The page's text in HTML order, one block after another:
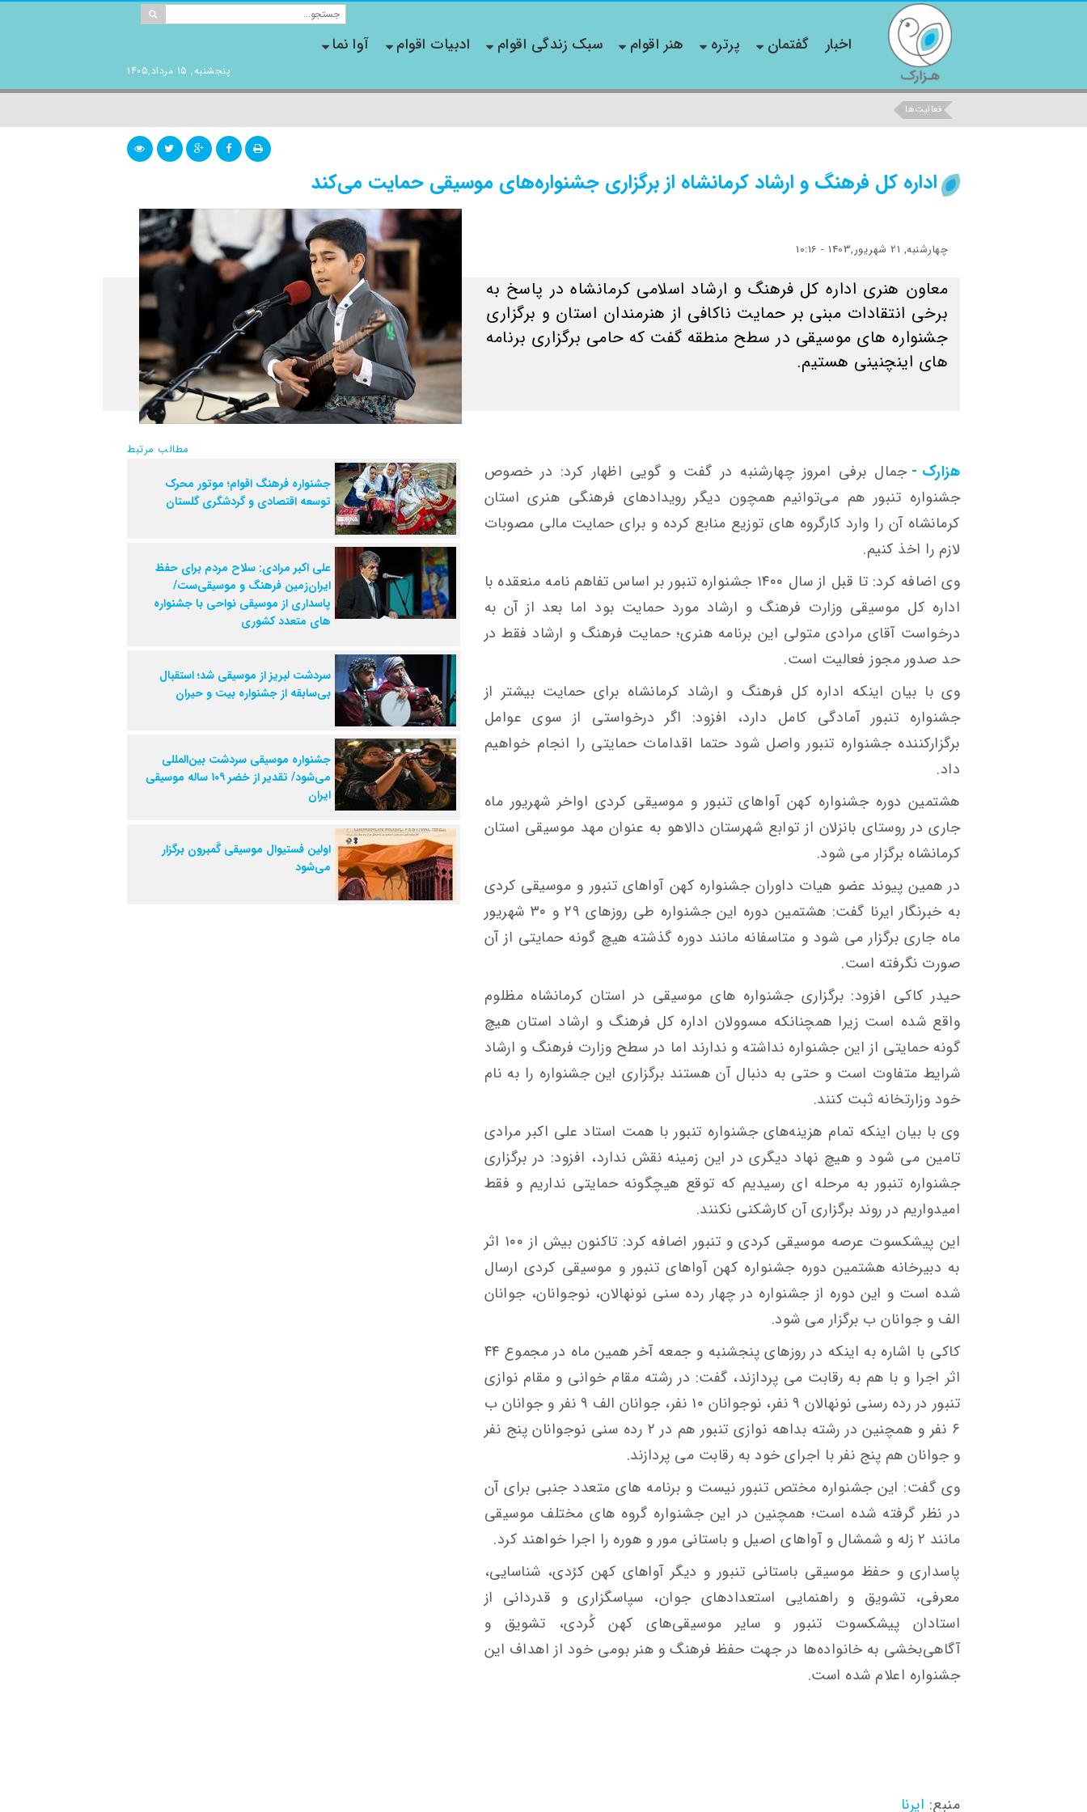
پنجشنبه, 15 مرداد,1405
اخبار گفتمان پرتره هنر اقوام سبک زندگی اقوام ادبیات اقوام آوا نما
فعالیت‌ها
اداره کل فرهنگ و ارشاد کرمانشاه از برگزاری جشنواره‌های موسیقی حمایت می‌کند
چهارشنبه, 21 شهریور,1403 - 10:16
معاون هنری اداره کل فرهنگ و ارشاد اسلامی کرمانشاه در پاسخ به
برخی انتقادات مبنی بر حمایت ناکافی از هنرمندان استان و برگزاری
جشنواره های موسیقی در سطح منطقه گفت که حامی برگزاری برنامه
های اینچنینی هستیم.
هزارک - جمال برفی امروز چهارشنبه در گفت و گویی اظهار کرد: در خصوص
جشنواره تنبور هم می‌توانیم همچون دیگر رویدادهای فرهنگی هنری استان
کرمانشاه آن را وارد کارگروه های توزیع منابع کرده و برای حمایت مالی مصوبات
لازم را اخذ کنیم.
وی اضافه کرد: تا قبل از سال ۱۴۰۰ جشنواره تنبور بر اساس تفاهم نامه منعقده با
اداره کل موسیقی وزارت فرهنگ و ارشاد مورد حمایت بود اما بعد از آن به
درخواست آقای مرادی متولی این برنامه هنری؛ حمایت فرهنگ و ارشاد فقط در
حد صدور مجوز فعالیت است.
وی با بیان اینکه اداره کل فرهنگ و ارشاد کرمانشاه برای حمایت بیشتر از
جشنواره تنبور آمادگی کامل دارد، افزود: اگر درخواستی از سوی عوامل
برگزارکننده جشنواره تنبور واصل شود حتما اقدامات حمایتی را انجام خواهیم
داد.
هشتمین دوره جشنواره کهن آواهای تنبور و موسیقی کردی اواخر شهریور ماه
جاری در روستای بانزلان از توابع شهرستان دالاهو به عنوان مهد موسیقی استان
کرمانشاه برگزار می شود.
در همین پیوند عضو هیات داوران جشنواره کهن آواهای تنبور و موسیقی کردی
به خبرنگار ایرنا گفت: هشتمین دوره این جشنواره طی روزهای ۲۹ و ۳۰ شهریور
ماه جاری برگزار می شود و متاسفانه مانند دوره گذشته هیچ گونه حمایتی از آن
صورت نگرفته است.
حیدر کاکی افزود: برگزاری جشنواره های موسیقی در استان کرمانشاه مظلوم
واقع شده است زیرا همچنانکه مسوولان اداره کل فرهنگ و ارشاد استان هیچ
گونه حمایتی از این جشنواره نداشته و ندارند اما در سطح وزارت فرهنگ و ارشاد
شرایط متفاوت است و حتی به دنبال آن هستند برگزاری این جشنواره را به نام
خود وزارتخانه ثبت کنند.
وی با بیان اینکه تمام هزینه‌های جشنواره تنبور با همت استاد علی اکبر مرادی
تامین می شود و هیچ نهاد دیگری در این زمینه نقش ندارد، افزود: در برگزاری
جشنواره تنبور به مرحله ای رسیدیم که توقع هیچگونه حمایتی نداریم و فقط
امیدواریم در روند برگزاری آن کارشکنی نکنند.
این پیشکسوت عرصه موسیقی کردی و تنبور اضافه کرد: تاکنون بیش از ۱۰۰ اثر
به دبیرخانه هشتمین دوره جشنواره کهن آواهای تنبور و موسیقی کردی ارسال
شده است و این دوره از جشنواره در چهار رده سنی نونهالان، نوجوانان، جوانان
الف و جوانان ب برگزار می شود.
کاکی با اشاره به اینکه در روزهای پنجشنبه و جمعه آخر همین ماه در مجموع ۴۴
اثر اجرا و با هم به رقابت می پردازند، گفت: در رشته مقام خوانی و مقام نوازی
تنبور در رده رسنی نونهالان ۹ نفر، نوجوانان ۱۰ نفر، جوانان الف ۹ نفر و جوانان ب
۶ نفر و همچنین در رشته بداهه نوازی تنبور هم در ۲ رده سنی نوجوانان پنج نفر
و جوانان هم پنج نفر با اجرای خود به رقابت می پردازند.
وی گفت: این جشنواره مختص تنبور نیست و برنامه های متعدد جنبی برای آن
در نظر گرفته شده است؛ همچنین در این جشنواره گروه های مختلف موسیقی
مانند ۲ زله و شمشال و آواهای اصیل و باستانی مور و هوره را اجرا خواهند کرد.
پاسداری و حفظ موسیقی باستانی تنبور و دیگر آواهای کهن کرُدی، شناسایی،
معرفی، تشویق و راهنمایی استعدادهای جوان، سپاسگزاری و قدردانی از
استادان پیشکسوت تنبور و سایر موسیقی‌های کهن کُردی، تشویق و
آگاهی‌بخشی به خانواده‌ها در جهت حفظ فرهنگ و هنر بومی خود از اهداف این
جشنواره اعلام شده است.
منبع: ایرنا
مطالب مرتبط
جشنواره فرهنگ اقوام؛ موتور محرک
توسعه اقتصادی و گردشگری گلستان
علی اکبر مرادی: سلاح مردم برای حفظ
ایران‌زمین فرهنگ و موسیقی‌ست/
پاسداری از موسیقی نواحی با جشنواره
های متعدد کشوری
سردشت لبریز از موسیقی شد؛ استقبال
بی‌سابقه از جشنواره بیت و حیران
جشنواره موسیقی سردشت بین‌المللی
می‌شود/ تقدیر از خضر ۱۰۹ ساله موسیقی
ایران
اولین فستیوال موسیقی گَمبرون برگزار
می‌شود